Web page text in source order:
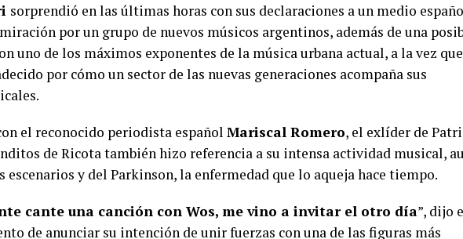
sorprendió en las últimas horas con sus declaraciones a un medio
por un grupo de nuevos músicos argentinos, además de una
uno de los máximos exponentes de la música urbana actual, a la vez
por cómo un sector de las nuevas generaciones acompaña sus
el reconocido periodista español Mariscal Romero, el exlíder de
de Ricota también hizo referencia a su intensa actividad musical,
escenarios y del Parkinson, la enfermedad que lo aqueja hace tiempo.
cante una canción con Wos, me vino a invitar el otro día”, dijo
de anunciar su intención de unir fuerzas con una de las figuras más